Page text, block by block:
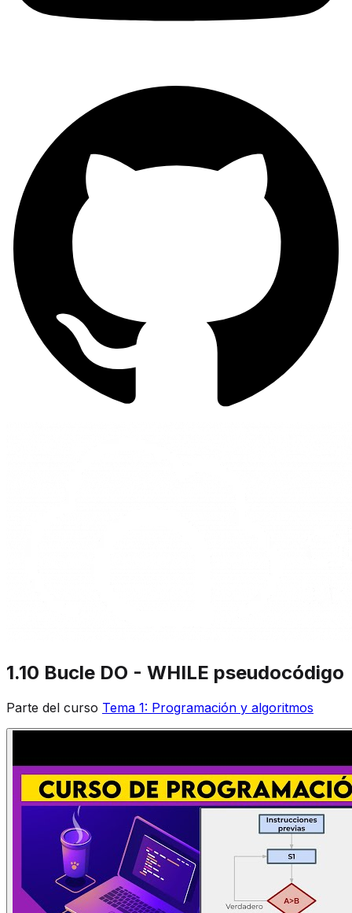
1.10 Bucle DO - WHILE pseudocódigo
Parte del curso Tema 1: Programación y algoritmos